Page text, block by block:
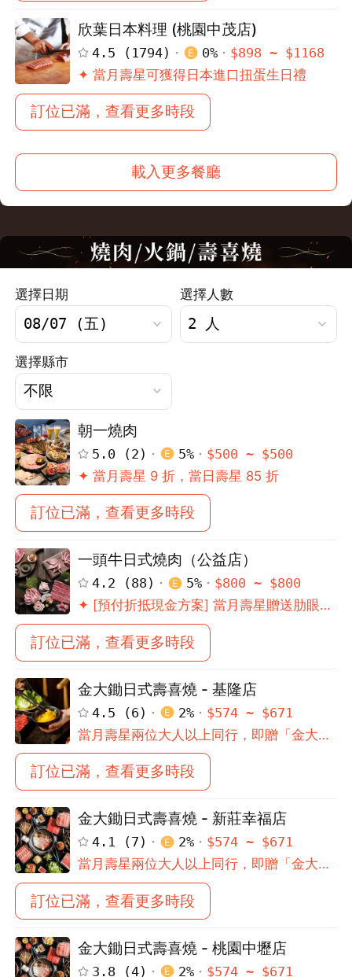
欣葉日本料理 (桃園中茂店)
4.5 ( 1794) 0% $898 ~ $1168
✦ 當月壽星可獲得日本進口扭蛋生日禮
訂位已滿，查看更多時段
載入更多餐廳
選擇日期 選擇人數
選擇縣市
朝一燒肉
5.0 (2 ) 5% $500 ~ $500
✦ 當月壽星 9 折，當日壽星 85 折
訂位已滿，查看更多時段
一頭牛日式燒肉（公益店）
4.2 (88) 5% $800 ~ $800
✦ [預付折抵現金方案] 當月壽星贈送肋眼牛
排 10 盎司！
訂位已滿，查看更多時段
金大鋤日式壽喜燒 - 基隆店
4.5 (6 ) 2% $574 ~ $671
當月壽星兩位大人以上同行，即贈「金大鋤
精美生日禮品」
訂位已滿，查看更多時段
金大鋤日式壽喜燒 - 新莊幸福店
4.1 (7 ) 2% $574 ~ $671
當月壽星兩位大人以上同行，即贈「金大鋤
精美生日禮品」
訂位已滿，查看更多時段
金大鋤日式壽喜燒 - 桃園中壢店
3.8 (4) 2% $574 ~ $671